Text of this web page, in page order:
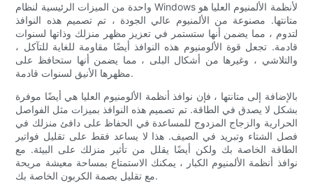
واحدة من الميزات الرئيسية لنظام Windows لأنظمة الألمنيوم العليا هو
متانتها. مصنوعة من الألمنيوم عالي الجودة ، تم تصميم هذه النوافذ
لتدوم ، مما يضمن أنها ستستمر في تعزيز مظهر منزلك وذاتها لسنوات
قادمة. تجعل قوة الألومنيوم هذه النوافذ أيضًا مقاومة للغاية للتآكل ،
والتلاشي ، وغيرها من أشكال البلى ، مما يضمن أنها ستحافظ على
مظهرها الأنيق لسنوات قادمة.
بالإضافة إلى متانتها ، فإن نوافذ أنظمة الألومنيوم العليا هي أيضًا موفرة
بشكل لا يصدق في الطاقة. تم تصميم هذه النوافذ بميزات مثل الفواصل
الحرارية والزجاج المزدوج للمساعدة في الحفاظ على دافئ منزلك في
فصل الشتاء وتبريد في الصيف. هذا لا يساعد فقط على تقليل فواتير
الطاقة الخاصة بك ولكن أيضًا يقلل من تأثير منزلك على البيئة. مع
نوافذ أنظمة الألمنيوم الكبار ، يمكنك الاستمتاع بمساحة معيشة مريحة
مع تقليل بصمة الكربون الخاصة بك.